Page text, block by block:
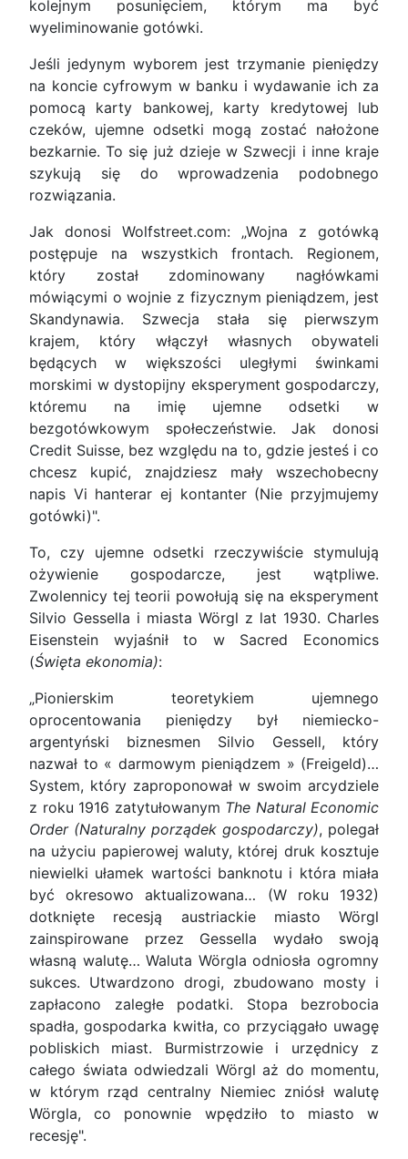
kolejnym posunięciem, którym ma być
wyeliminowanie gotówki.
Jeśli jedynym wyborem jest trzymanie pieniędzy
na koncie cyfrowym w banku i wydawanie ich za
pomocą karty bankowej, karty kredytowej lub
czeków, ujemne odsetki mogą zostać nałożone
bezkarnie. To się już dzieje w Szwecji i inne kraje
szykują się do wprowadzenia podobnego
rozwiązania.
Jak donosi Wolfstreet.com: „Wojna z gotówką
postępuje na wszystkich frontach. Regionem,
który został zdominowany nagłówkami
mówiącymi o wojnie z fizycznym pieniądzem, jest
Skandynawia. Szwecja stała się pierwszym
krajem, który włączył własnych obywateli
będących w większości uległymi świnkami
morskimi w dystopijny eksperyment gospodarczy,
któremu na imię ujemne odsetki w
bezgotówkowym społeczeństwie. Jak donosi
Credit Suisse, bez względu na to, gdzie jesteś i co
chcesz kupić, znajdziesz mały wszechobecny
napis Vi hanterar ej kontanter (Nie przyjmujemy
gotówki)".
To, czy ujemne odsetki rzeczywiście stymulują
ożywienie gospodarcze, jest wątpliwe.
Zwolennicy tej teorii powołują się na eksperyment
Silvio Gessella i miasta Wörgl z lat 1930. Charles
Eisenstein wyjaśnił to w Sacred Economics
(Święta ekonomia):
„Pionierskim teoretykiem ujemnego
oprocentowania pieniędzy był niemiecko-
argentyński biznesmen Silvio Gessell, który
nazwał to « darmowym pieniądzem » (Freigeld)…
System, który zaproponował w swoim arcydziele
z roku 1916 zatytułowanym The Natural Economic
Order (Naturalny porządek gospodarczy), polegał
na użyciu papierowej waluty, której druk kosztuje
niewielki ułamek wartości banknotu i która miała
być okresowo aktualizowana… (W roku 1932)
dotknięte recesją austriackie miasto Wörgl
zainspirowane przez Gessella wydało swoją
własną walutę… Waluta Wörgla odniosła ogromny
sukces. Utwardzono drogi, zbudowano mosty i
zapłacono zaległe podatki. Stopa bezrobocia
spadła, gospodarka kwitła, co przyciągało uwagę
pobliskich miast. Burmistrzowie i urzędnicy z
całego świata odwiedzali Wörgl aż do momentu,
w którym rząd centralny Niemiec zniósł walutę
Wörgla, co ponownie wpędziło to miasto w
recesję".